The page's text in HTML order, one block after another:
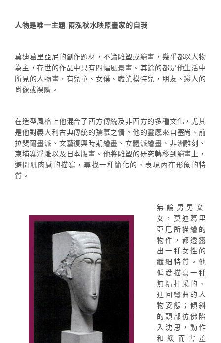
人物是唯一主題 兩泓秋水映照畫家的自我
莫迪葛里亞尼的創作題材，不論雕塑或繪畫，幾乎都以人物
為主，存世的作品中只有四幅風景畫。其餘的都是他生活中
所見的人物畫，有兒童、女僕、職業模特兒，朋友、戀人的
肖像或裸體。
在造型風格上他混合了西方傳統及非西方的多種文化，尤其
是他對義大利古典傳統的孺慕之情。他的靈感來自塞尚、前
拉斐爾畫派、文藝復興時期繪畫、立體派繪畫、非洲雕刻、
柬埔寨浮雕以及日本版畫。他將雕塑的研究轉移到繪畫上，
避開肌肉感的描寫，尋找一種簡化的、表現內在形象的特
質。
無論男男女
女，莫迪葛里
亞尼所描繪的
物件，都透露
出一種女性的
纖細特質。他
偏愛描寫一種
無精打采的、
迂回彎曲的人
物姿態；傾斜
的頭部彷佛陷
入沈思，動作
和緩而害羞